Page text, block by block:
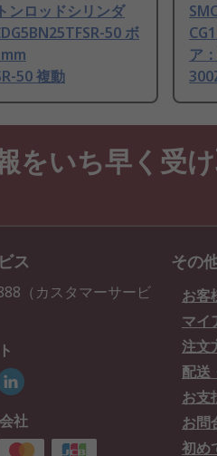
ンロッドシリンダ
50 ボ
50 複動
ア
をいち早く受
ス
（カスタマーサービ
社
その
お客
マイ
注文
配送
お支
お問
初め